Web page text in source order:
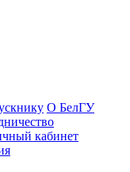
О БелГУ
кабинет